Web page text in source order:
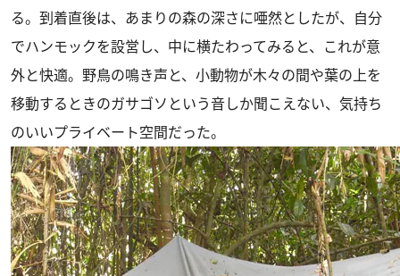
る。到着直後は、あまりの森の深さに唖然としたが、自分
でハンモックを設営し、中に横たわってみると、これが意
外と快適。野鳥の鳴き声と、小動物が木々の間や葉の上を
移動するときのガサゴソという音しか聞こえない、気持ち
のいいプライベート空間だった。